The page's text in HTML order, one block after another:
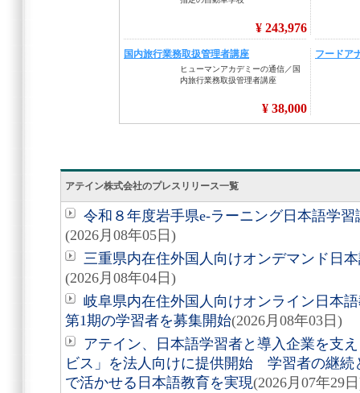
アテイン株式会社のプレスリリース一覧
令和８年度岩手県e-ラーニング日本語学
(2026月08年05日)
三重県内在住外国人向けオンデマンド日
(2026月08年04日)
岐阜県内在住外国人向けオンライン日本
第1期の学習者を募集開始(2026月08年03日)
アテイン、日本語学習者と導入企業を支
ビス」を法人向けに提供開始 学習者の継続
で活かせる日本語教育を実現(2026月07年29